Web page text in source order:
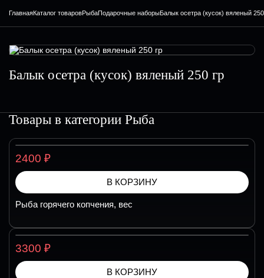
ГлавнаяКаталог товаровРыбаПодарочные наборыБалык осетра (кусок) вяленый 250
Балык осетра (кусок) вяленый 250 гр
Товары в категории Рыба
2400 ₽
В КОРЗИНУ
Рыба горячего копчения, вес
3300 ₽
В КОРЗИНУ